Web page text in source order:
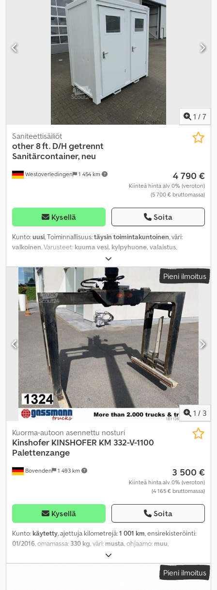
ajonvakautusjärjestelmä (ESP), ilmastointi, navigointijärjestelmä,
noesuodatin, pysäköintilämmitin, takalaitanostin,
1 / 7
Westoverledingen 1 454 km
Saniteettisäiliöt
other8 ft. D/H getrennt
Sanitärcontainer, neu
4 790 €
Kiinteä hinta alv 0% (veroton)
(5 700 € bruttomassa)
Kysellä Soita
Kunto:uusi, Toiminnallisuus:täysin toimintakuntoinen, väri:
valkoinen, Varusteet: kuuma vesi, kylpyhuone, valaistus,
Pieni ilmoitus
1 / 3
Bovenden 1 493 km
Kuorma-autoon asennettu nosturi
Kinshofer KINSHOFER KM 332-V-1100
Palettenzange
3 500 €
Kiinteä hinta alv 0% (veroton)
(4 165 € bruttomassa)
Kysellä Soita
Kunto: käytetty, ajettuja kilometrejä:1 001 km, ensirekisteröinti:
01/2016, omamassa: 330 kg, väri: musta, ohjaamo: muu,
, Valmistusvuosi:
Pieni ilmoitus